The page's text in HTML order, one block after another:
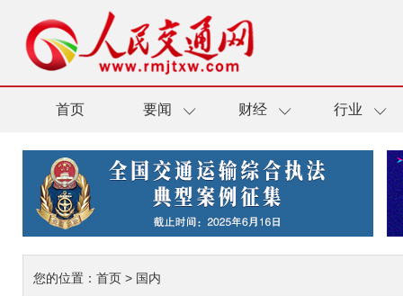
首页 要闻 财经 行业
您的位置： 首页 > 国内